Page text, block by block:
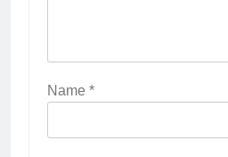
Name *